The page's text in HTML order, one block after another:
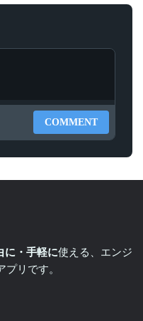
COMMENT
に・手軽に使える、エンジ
リです。